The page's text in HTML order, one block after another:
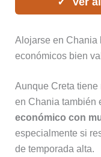
Alojarse en Chania
económicos bien
Aunque Creta
en Chania también
económico con
especialmente si
de temporada alta.